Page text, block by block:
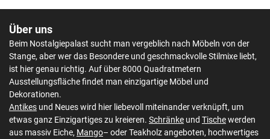
Über uns
Beim Nostalgiepalast sucht man vergeblich nach Möbeln von der
Stange, aber wer das Besondere und geschmackvolle Stilmixe liebt,
ist hier genau richtig. Auf über 8000 Quadratmetern
Ausstellungsfläche findet man einzigartige Möbel und
Dekorationen.
Antikes und Neues wird hier liebevoll miteinander verknüpft, um
etwas ganz Einzigartiges zu kreieren. Schränke und Tischewerden
aus massiv Eiche, Mango– oder Teakholz angeboten, hochwertiges